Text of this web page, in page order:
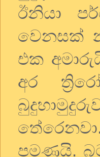
ඊනියා
වෙනසක්
එක
අර
පමණයි.